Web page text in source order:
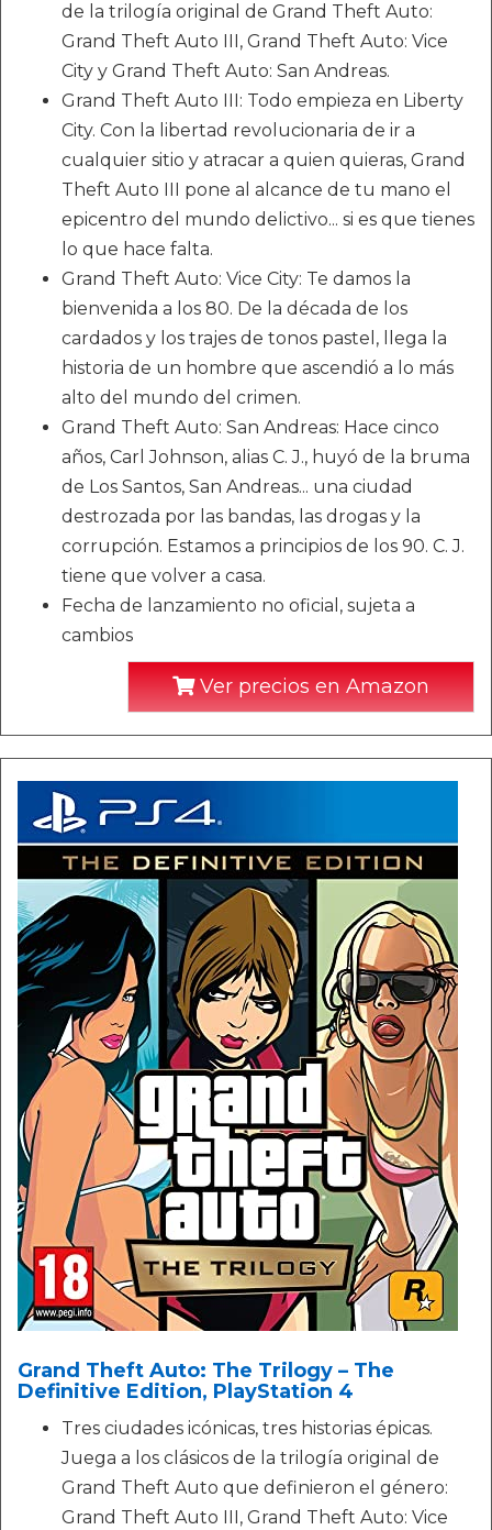
de la trilogía original de Grand Theft Auto:
Grand Theft Auto III, Grand Theft Auto: Vice
City y Grand Theft Auto: San Andreas.
Grand Theft Auto III: Todo empieza en Liberty
City. Con la libertad revolucionaria de ir a
cualquier sitio y atracar a quien quieras, Grand
Theft Auto III pone al alcance de tu mano el
epicentro del mundo delictivo... si es que tienes
lo que hace falta.
Grand Theft Auto: Vice City: Te damos la
bienvenida a los 80. De la década de los
cardados y los trajes de tonos pastel, llega la
historia de un hombre que ascendió a lo más
alto del mundo del crimen.
Grand Theft Auto: San Andreas: Hace cinco
años, Carl Johnson, alias C. J., huyó de la bruma
de Los Santos, San Andreas... una ciudad
destrozada por las bandas, las drogas y la
corrupción. Estamos a principios de los 90. C. J.
tiene que volver a casa.
Fecha de lanzamiento no oficial, sujeta a
cambios
Ver precios en Amazon
Grand Theft Auto: The Trilogy – The
Definitive Edition, PlayStation 4
Tres ciudades icónicas, tres historias épicas.
Juega a los clásicos de la trilogía original de
Grand Theft Auto que definieron el género:
Grand Theft Auto III, Grand Theft Auto: Vice